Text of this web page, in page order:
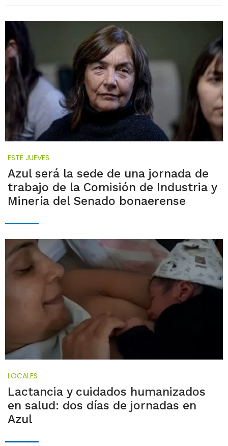
ESTE JUEVES
Azul será la sede de una jornada de
trabajo de la Comisión de Industria y
Minería del Senado bonaerense
LOCALES
Lactancia y cuidados humanizados
en salud: dos días de jornadas en
Azul